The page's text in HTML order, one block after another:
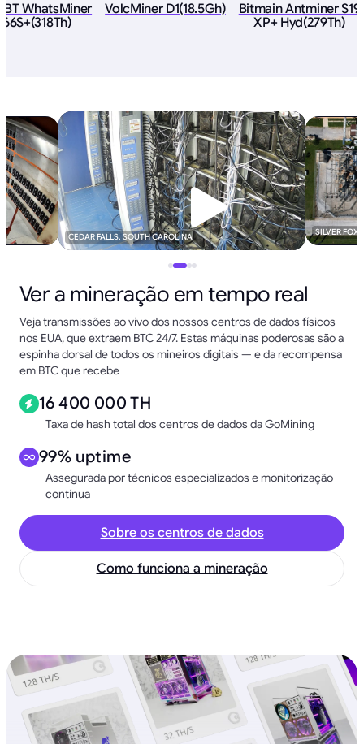
WhatsMiner
VolcMiner D1(18.5Gh)
Bitmain Antminer S19
XP+ Hyd(279Th)
CEDAR FALLS, SOUTH CAROLINA SILVER FOX
Ver a mineração em tempo real
Veja transmissões ao vivo dos nossos centros de dados físicos
nos EUA, que extraem BTC 24/7. Estas máquinas poderosas são a
espinha dorsal de todos os mineiros digitais — e da recompensa
em BTC que recebe
16 400 000 TH
Taxa de hash total dos centros de dados da GoMining
99% uptime
Assegurada por técnicos especializados e monitorização
contínua
Sobre os centros de dados
Como funciona a mineração